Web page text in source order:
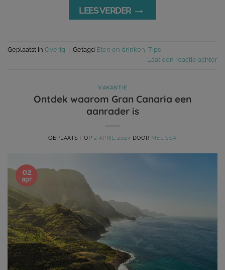
LEES VERDER →
Geplaatst in Overig Getagd Eten en drinken Tips
Laat een reactie achter
VAKANTIE
Ontdek waarom Gran Canaria een
aanrader is
GEPLAATST OP 2 APRIL 2024 DOOR MELISSA
02
apr